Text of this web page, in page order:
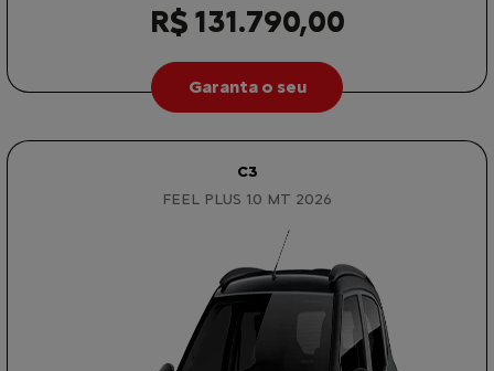
R$ 131.790,00
Garanta o seu
C3
FEEL PLUS 1.0 MT 2026